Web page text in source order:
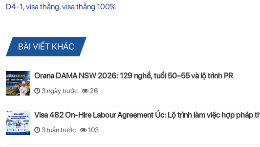
D4-1,visa thẳng,visa thẳng 100%
BÀI VIẾT KHÁC
Orana DAMA NSW 2026: 129 nghề, tuổi 50–55 và lộ trình PR
3 ngày trước 26
Visa 482 On-Hire Labour Agreement Úc: Lộ trình làm việc hợp pháp
3 tuần trước 103